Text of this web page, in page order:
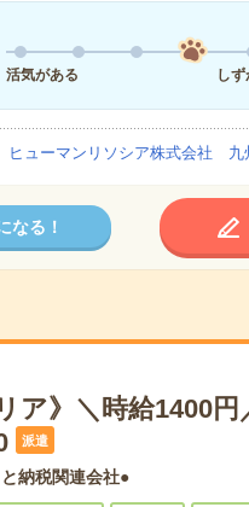
活気がある
し
ヒューマンリソシア株式会社 九
なる！
ア》＼時給1400
派遣
納税関連会社●